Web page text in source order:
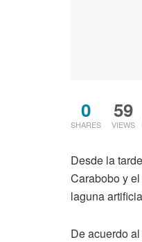
0
SHARES
59
VIEWS
Desde la
Carabobo y
laguna
De acuerdo